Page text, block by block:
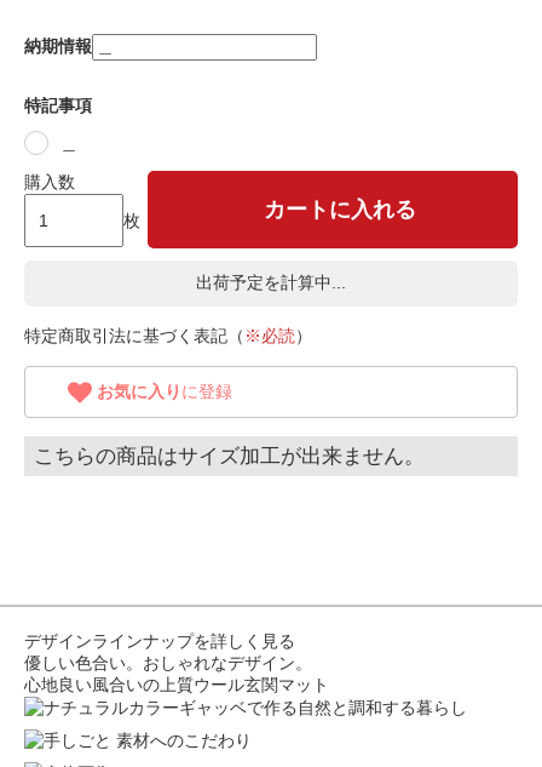
納期情報
特記事項
購入数
枚
カートに入れる
出荷予定を計算中...
特定商取引法に基づく表記（ ※必読）
お気に入り に登録
こちらの商品はサイズ加工が出来ません。
デザインラインナップを詳しく見る
優しい色合い。おしゃれなデザイン。
心地良い風合いの上質ウール玄関マット